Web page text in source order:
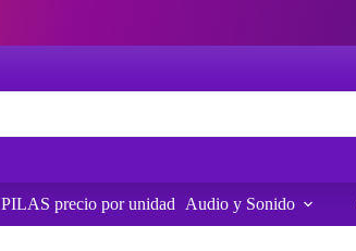
PILAS precio por unidad Audio y Sonido